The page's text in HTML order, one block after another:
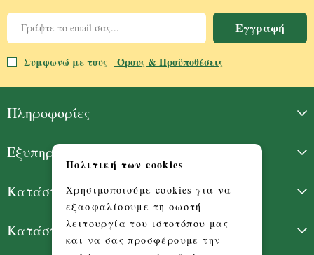
Εγγραφή
Συμφωνώ με τους Όρους & Προϋποθέσεις
Πληροφορίες
Εξυπηρέτηση Πελατών
Κατάστημα Γλυφάδας
Κατάστημα Πατησίων
Πολιτική των cookies
Χρησιμοποιούμε cookies για να
εξασφαλίσουμε τη σωστή
λειτουργία του ιστοτόπου μας
και να σας προσφέρουμε την